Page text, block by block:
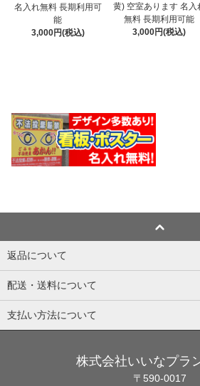
名入れ無料 長期利用可
能
3,000円(税込)
黄) 空室あります 名入
無料 長期利用可能
3,000円(税込)
返品について
配送・送料について
支払い方法について
株式会社いいなプラ
〒590-0017